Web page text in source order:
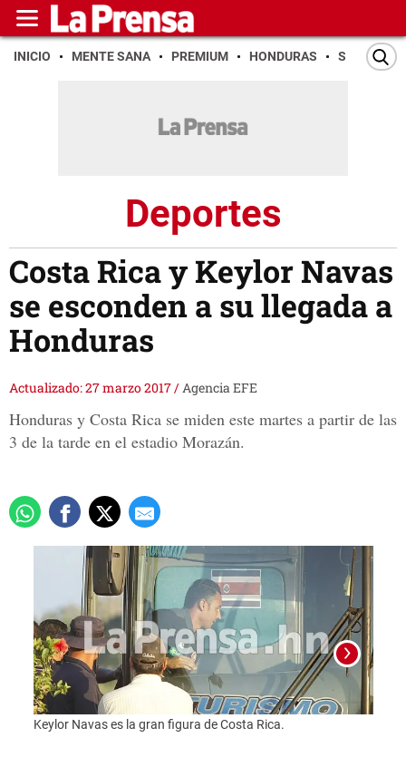
INICIO MENTE SANA PREMIUM HONDURAS SAN PEDRO
Deportes
Costa Rica y Keylor Navas
se esconden a su llegada a
Honduras
Actualizado: 27 marzo 2017/Agencia EFE
Honduras y Costa Rica se miden este martes a partir de las
3 de la tarde en el estadio Morazán.
Keylor Navas es la gran figura de Costa Rica.